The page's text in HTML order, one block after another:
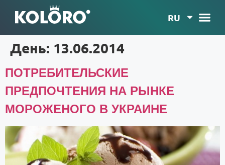
RU
День: 13.06.2014
ПОТРЕБИТЕЛЬСКИЕ
ПРЕДПОЧТЕНИЯ НА РЫНКЕ
МОРОЖЕНОГО В УКРАИНЕ